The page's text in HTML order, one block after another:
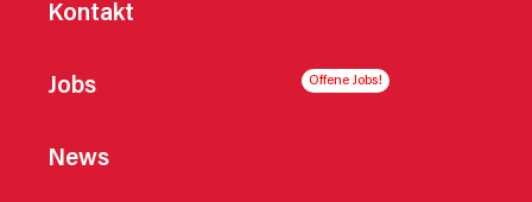
Kontakt
Jobs
News